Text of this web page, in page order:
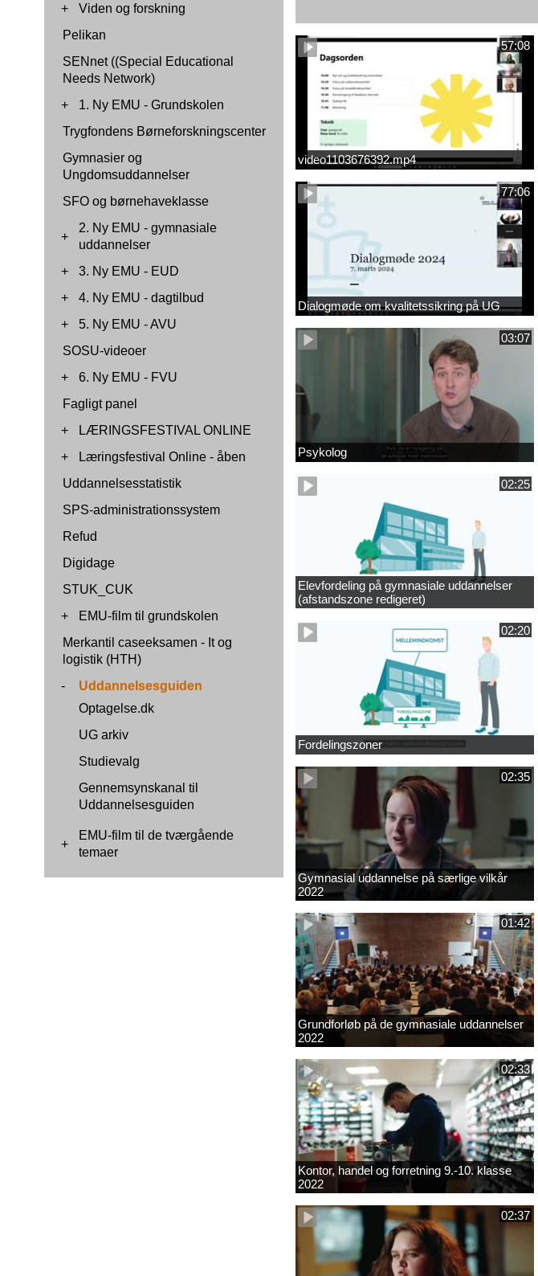
+
Viden og forskning
Pelikan
SENnet ((Special Educational
Needs Network)
+
1. Ny EMU - Grundskolen
Trygfondens Børneforskningscenter
Gymnasier og
Ungdomsuddannelser
SFO og børnehaveklasse
+
2. Ny EMU - gymnasiale
uddannelser
+
3. Ny EMU - EUD
+
4. Ny EMU - dagtilbud
+
5. Ny EMU - AVU
SOSU-videoer
+
6. Ny EMU - FVU
Fagligt panel
+
LÆRINGSFESTIVAL ONLINE
+
Læringsfestival Online - åben
Uddannelsesstatistik
SPS-administrationssystem
Refud
Digidage
STUK_CUK
+
EMU-film til grundskolen
Merkantil caseeksamen - It og
logistik (HTH)
-
Uddannelsesguiden
Optagelse.dk
UG arkiv
Studievalg
Gennemsynskanal til
Uddannelsesguiden
+
EMU-film til de tværgående
temaer
57:08
video1103676392.mp4
77:06
Dialogmøde om kvalitetssikring på UG
03:07
Psykolog
02:25
Elevfordeling på gymnasiale uddannelser
(afstandszone redigeret)
02:20
Fordelingszoner
02:35
Gymnasial uddannelse på særlige vilkår
2022
01:42
Grundforløb på de gymnasiale uddannelser
2022
02:33
Kontor, handel og forretning 9.-10. klasse
2022
02:37